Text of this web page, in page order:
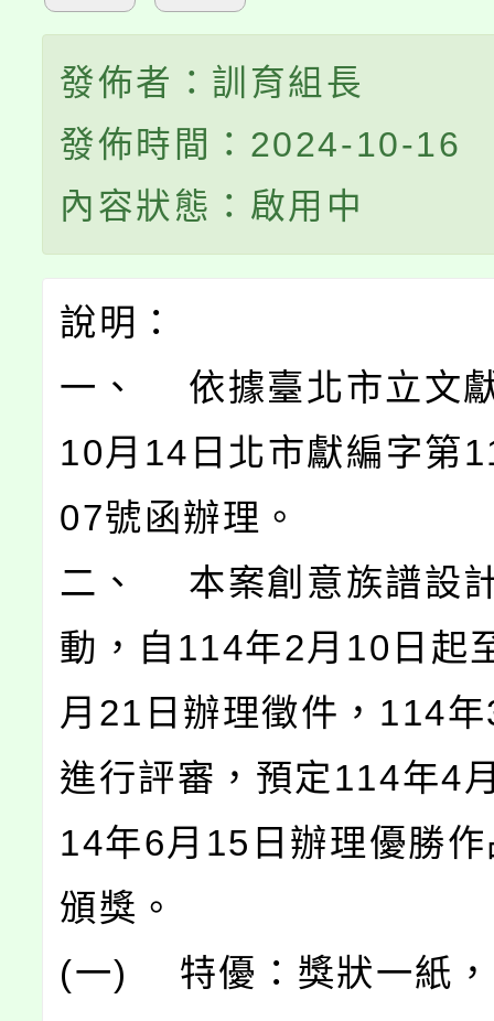
發佈者：訓育組長
發佈時間：2024-10-16
內容狀態：啟用中
說明：
一、 依據臺北市立文
10月14日北市獻編字第
07號函辦理。
二、 本案創意族譜設
動，自114年2月10日起
月21日辦理徵件，114
進行評審，預定114年4
14年6月15日辦理優勝
頒獎。
(一) 特優：獎狀一紙，